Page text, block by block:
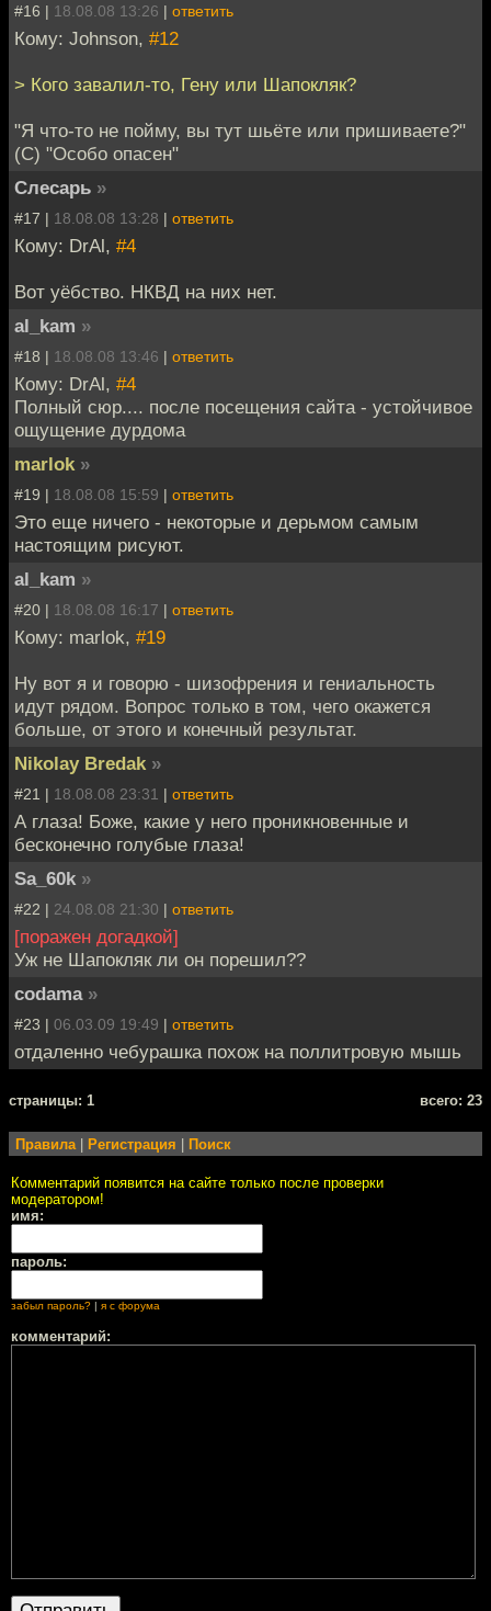
#16 | 18.08.08 13:26 | ответить
Кому: Johnson, #12
> Кого завалил-то, Гену или Шапокляк?
"Я что-то не пойму, вы тут шьёте или пришиваете?"
(С) "Особо опасен"
Слесарь »
#17 | 18.08.08 13:28 | ответить
Кому: DrAl, #4
Вот уёбство. НКВД на них нет.
al_kam »
#18 | 18.08.08 13:46 | ответить
Кому: DrAl, #4
Полный сюр.... после посещения сайта - устойчивое
ощущение дурдома
marlok »
#19 | 18.08.08 15:59 | ответить
Это еще ничего - некоторые и дерьмом самым
настоящим рисуют.
al_kam »
#20 | 18.08.08 16:17 | ответить
Кому: marlok, #19
Ну вот я и говорю - шизофрения и гениальность
идут рядом. Вопрос только в том, чего окажется
больше, от этого и конечный результат.
Nikolay Bredak »
#21 | 18.08.08 23:31 | ответить
А глаза! Боже, какие у него проникновенные и
бесконечно голубые глаза!
Sa_60k »
#22 | 24.08.08 21:30 | ответить
[поражен догадкой]
Уж не Шапокляк ли он порешил??
codama »
#23 | 06.03.09 19:49 | ответить
отдаленно чебурашка похож на поллитровую мышь
cтраницы: 1 всего: 23
Правила| Регистрация Поиск
Комментарий появится на сайте только после проверки
модератором!
имя:
пароль:
забыл пароль? | я с форума
комментарий: